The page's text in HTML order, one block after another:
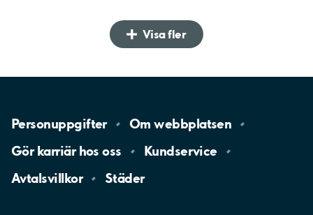
Visa fler
Personuppgifter Omwebbplatsen
Gör karriär hososs
Kundservice
Avtalsvillkor
Städer